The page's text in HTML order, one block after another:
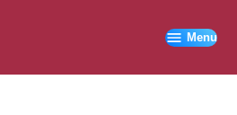
Menu